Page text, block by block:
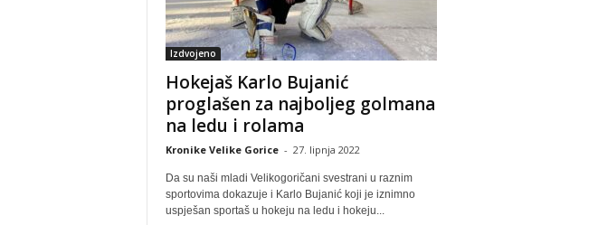
Izdvojeno
Hokejaš Karlo Bujanić
proglašen za najboljeg golmana
na ledu i rolama
Kronike Velike Gorice - 27. lipnja 2022
Da su naši mladi Velikogoričani svestrani u raznim
sportovima dokazuje i Karlo Bujanić koji je iznimno
uspješan sportaš u hokeju na ledu i hokeju...